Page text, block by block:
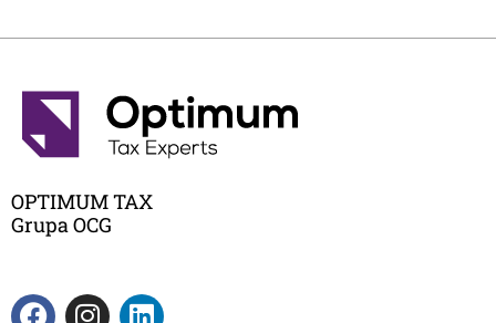
OPTIMUM TAX
Grupa OCG
F
I
L